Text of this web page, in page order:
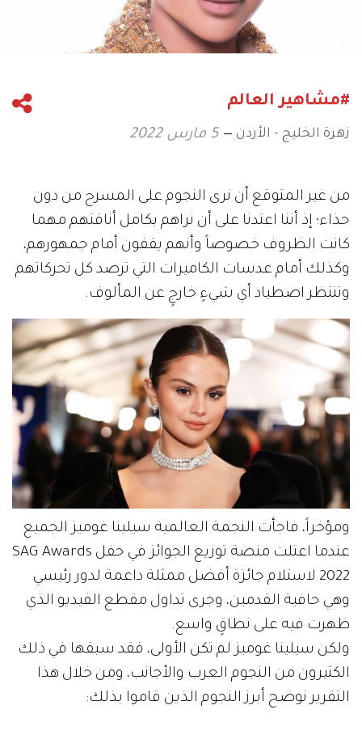
#مشاهير العالم
زهرة الخليج - الأردن 5 مارس 2022
من غير المتوقع أن نرى النجوم على المسرح من دون
حذاء؛ إذ أننا اعتدنا على أن نراهم بكامل أناقتهم مهما
كانت الظروف خصوصاً وأنهم يقفون أمام جمهورهم،
وكذلك أمام عدسات الكاميرات التي ترصد كل تحركاتهم
وتنتظر اصطياد أي شيءٍ خارجٍ عن المألوف.
ومؤخراً، فاجأت النجمة العالمية سيلينا غوميز الجميع
عندما اعتلت منصة توزيع الجوائز في حفل SAG Awards
2022 لاستلام جائزة أفضل ممثلة داعمة لدور رئيسي
وهي حافية القدمين، وجرى تداول مقطع الفيديو الذي
ظهرت فيه على نطاقٍ واسع.
ولكن سيلينا غوميز لم تكن الأولى، فقد سبقها في ذلك
الكثيرون من النجوم العرب والأجانب، ومن خلال هذا
التقرير نوضح أبرز النجوم الذين قاموا بذلك: